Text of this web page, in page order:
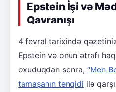
Epstein İşi və
Qavranışı
4 fevral tarixində
Epstein və onun ətrafı
oxuduqdan sonra, “Men
tamaşanın tənqidi ilə